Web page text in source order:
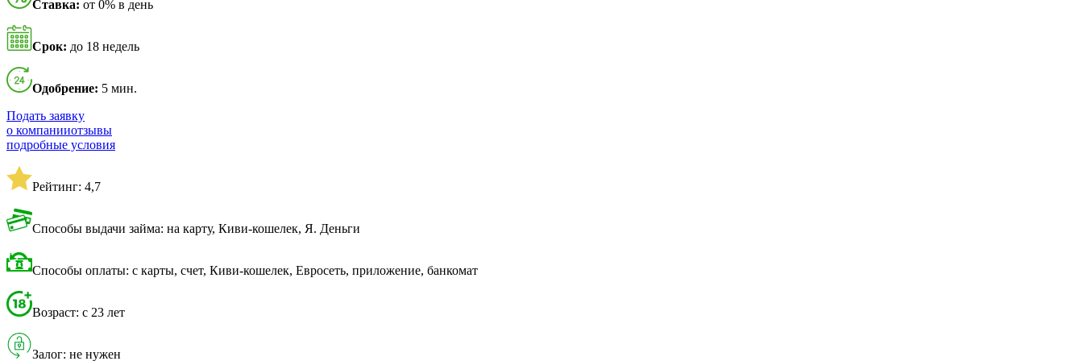
Ставка: от 0% в день
Срок: до 18 недель
Одобрение: 5 мин.
Подать заявку
о компанииотзывы
подробные условия
Рейтинг: 4,7
Способы выдачи займа: на карту, Киви-кошелек, Я. Деньги
Способы оплаты: с карты, счет, Киви-кошелек, Евросеть, приложение, банкомат
Возраст: с 23 лет
Залог: не нужен